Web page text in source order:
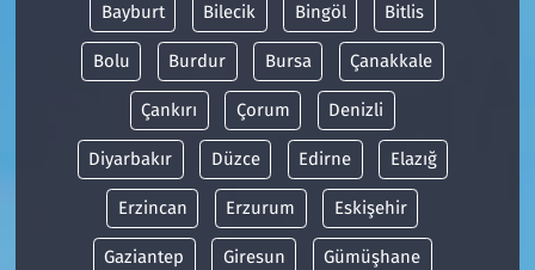
Bayburt Bilecik Bingöl Bitlis
Bolu Burdur Bursa Çanakkale
Çankırı Çorum Denizli
Diyarbakır Düzce Edirne Elazığ
Erzincan Erzurum Eskişehir
Gaziantep Giresun Gümüşhane